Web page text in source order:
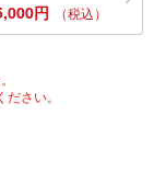
円 （税込）
さい。